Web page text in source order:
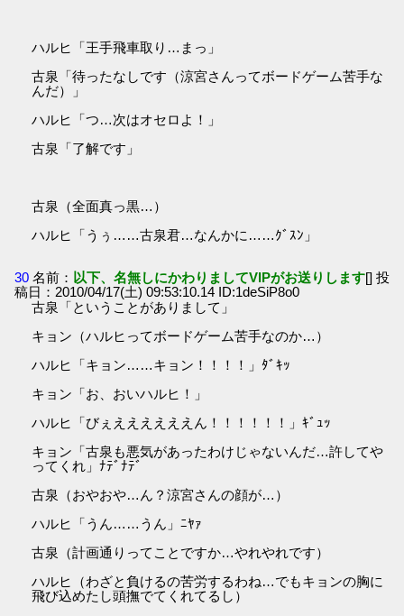
ハルヒ「王手飛車取り…まっ」
古泉「待ったなしです（涼宮さんってボードゲーム苦手な
んだ）」
ハルヒ「つ…次はオセロよ！」
古泉「了解です」
古泉（全面真っ黒…）
ハルヒ「うぅ……古泉君…なんかに……ｸﾞｽﾝ」
30 名前： 以下、名無しにかわりましてVIPがお送りします[] 投
稿日：2010/04/17(土) 09:53:10.14 ID:1deSiP8o0
古泉「ということがありまして」
キョン（ハルヒってボードゲーム苦手なのか…）
ハルヒ「キョン……キョン！！！！」ﾀﾞｷｯ
キョン「お、おいハルヒ！」
ハルヒ「びぇええええええん！！！！！！」ｷﾞｭｯ
キョン「古泉も悪気があったわけじゃないんだ…許してや
ってくれ」ﾅﾃﾞﾅﾃﾞ
古泉（おやおや…ん？涼宮さんの顔が…）
ハルヒ「うん……うん」ﾆﾔｧ
古泉（計画通りってことですか…やれやれです）
ハルヒ（わざと負けるの苦労するわね…でもキョンの胸に
飛び込めたし頭撫でてくれてるし）